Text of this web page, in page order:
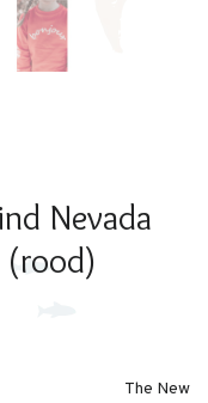
Nevada
(rood)
The New